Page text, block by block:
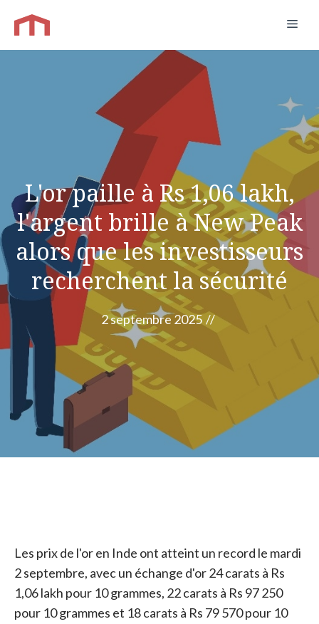
contenu
L'or paille à Rs 1,06 lakh,
l'argent brille à New Peak
alors que les investisseurs
recherchent la sécurité
2 septembre 2025 //
Les prix de l'or en Inde ont atteint un record le mardi
2 septembre, avec un échange d'or 24 carats à Rs
1,06 lakh pour 10 grammes, 22 carats à Rs 97 250
pour 10 grammes et 18 carats à Rs 79 570 pour 10